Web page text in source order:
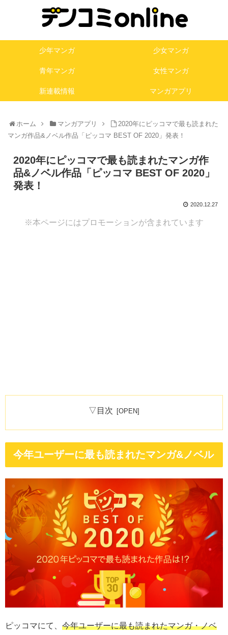
少年マンガ 少女マンガ
青年マンガ 女性マンガ
新連載情報 マンガアプリ
ホーム マンガアプリ
2020年にピッコマで最も読まれた
マンガ作品&ノベル作品「ピッコマ BEST OF 2020」発表！
2020年にピッコマで最も読まれたマンガ作
品&ノベル作品「ピッコマ BEST OF 2020」
発表！
2020.12.27
※本ページにはプロモーションが含まれています
▽目次
今年ユーザーに最も読まれたマンガ&ノベル
ピッコマにて、 今年ユーザーに最も読まれたマンガ・ノベ